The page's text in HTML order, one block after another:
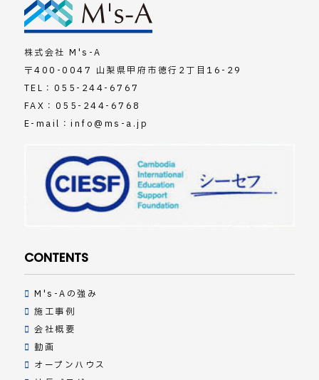
株式会社 M's-A
〒400-0047 山梨県甲府市徳行2丁目16-29
TEL： 055-244-6767
FAX：055-244-6768
E-mail：info@ms-a.jp
CONTENTS
M's-Aの強み
施工事例
会社概要
動画
オープンハウス